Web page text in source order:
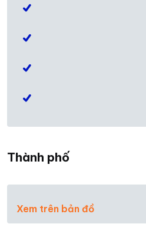
Thành phố
Xem trên bản đồ